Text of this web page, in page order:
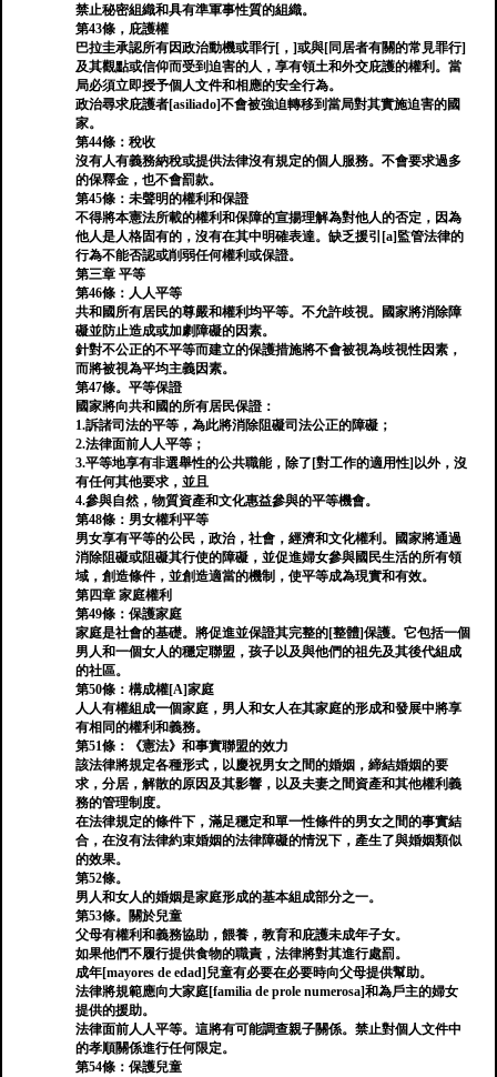
禁止秘密組織和具有準軍事性質的組織。
第43條，庇護權
巴拉圭承認所有因政治動機或罪行[，]或與[同居者有關的常見罪行]
及其觀點或信仰而受到迫害的人，享有領土和外交庇護的權利。當
局必須立即授予個人文件和相應的安全行為。
政治尋求庇護者[asiliado]不會被強迫轉移到當局對其實施迫害的國
家。
第44條：稅收
沒有人有義務納稅或提供法律沒有規定的個人服務。不會要求過多
的保釋金，也不會罰款。
第45條：未聲明的權利和保證
不得將本憲法所載的權利和保障的宣揚理解為對他人的否定，因為
他人是人格固有的，沒有在其中明確表達。缺乏援引[a]監管法律的
行為不能否認或削弱任何權利或保證。
第三章 平等
第46條：人人平等
共和國所有居民的尊嚴和權利均平等。不允許歧視。國家將消除障
礙並防止造成或加劇障礙的因素。
針對不公正的不平等而建立的保護措施將不會被視為歧視性因素，
而將被視為平均主義因素。
第47條。平等保證
國家將向共和國的所有居民保證：
1.訴諸司法的平等，為此將消除阻礙司法公正的障礙；
2.法律面前人人平等；
3.平等地享有非選舉性的公共職能，除了[對工作的適用性]以外，沒
有任何其他要求，並且
4.參與自然，物質資產和文化惠益參與的平等機會。
第48條：男女權利平等
男女享有平等的公民，政治，社會，經濟和文化權利。國家將通過
消除阻礙或阻礙其行使的障礙，並促進婦女參與國民生活的所有領
域，創造條件，並創造適當的機制，使平等成為現實和有效。
第四章 家庭權利
第49條：保護家庭
家庭是社會的基礎。將促進並保證其完整的[整體]保護。它包括一個
男人和一個女人的穩定聯盟，孩子以及與他們的祖先及其後代組成
的社區。
第50條：構成權[A]家庭
人人有權組成一個家庭，男人和女人在其家庭的形成和發展中將享
有相同的權利和義務。
第51條：《憲法》和事實聯盟的效力
該法律將規定各種形式，以慶祝男女之間的婚姻，締結婚姻的要
求，分居，解散的原因及其影響，以及夫妻之間資產和其他權利義
務的管理制度。
在法律規定的條件下，滿足穩定和單一性條件的男女之間的事實結
合，在沒有法律約束婚姻的法律障礙的情況下，產生了與婚姻類似
的效果。
第52條。
男人和女人的婚姻是家庭形成的基本組成部分之一。
第53條。關於兒童
父母有權利和義務協助，餵養，教育和庇護未成年子女。
如果他們不履行提供食物的職責，法律將對其進行處罰。
成年[mayores de edad]兒童有必要在必要時向父母提供幫助。
法律將規範應向大家庭[familia de prole numerosa]和為戶主的婦女
提供的援助。
法律面前人人平等。這將有可能調查親子關係。禁止對個人文件中
的孝順關係進行任何限定。
第54條：保護兒童